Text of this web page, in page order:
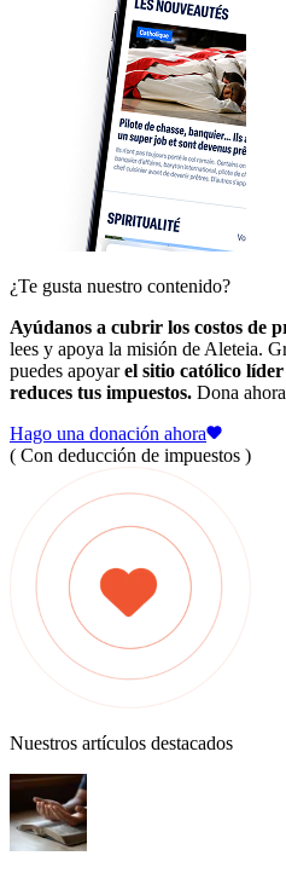
¿Te gusta nuestro contenido?
Ayúdanos a cubrir los costos de
lees y apoya la misión de Aleteia.
puedes apoyarel sitio católico
reduces tus impuestos. Dona
Hago una donación ahora
( Con deducción de impuestos )
Nuestros artículos destacados